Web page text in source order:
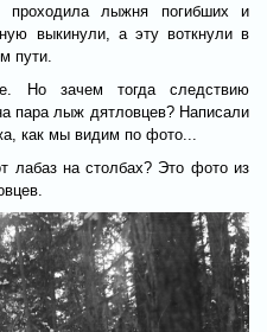
проходила лыжня погибших и
выкинули, а эту воткнули в
пути.
Но зачем тогда следствию
пара лыж дятловцев? Написали
как мы видим по фото...
лабаз на столбах? Это фото из